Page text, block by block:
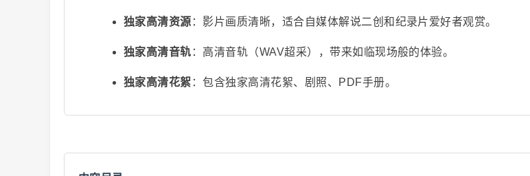
独家高清资源 ：影片画质清晰，适合自媒体解说二创和纪录片爱好者观赏。
独家高清音轨 ：高清音轨（WAV超采），带来如临现场般的体验。
独家高清花絮 ：包含独家高清花絮、剧照、PDF手册。